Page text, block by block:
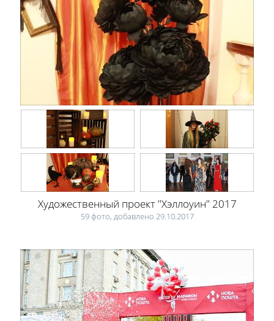
Художественный проект "Хэллоуин" 2017
59 фото, добавлено 29.10.2017